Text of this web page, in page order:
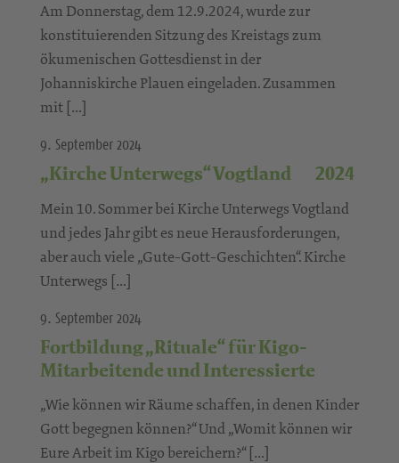
Am Donnerstag, dem 12.9.2024, wurde zur
konstituierenden Sitzung des Kreistags zum
ökumenischen Gottesdienst in der
Johanniskirche Plauen eingeladen. Zusammen
mit […]
9. September 2024
„Kirche Unterwegs“ Vogtland 2024
Mein 10. Sommer bei Kirche Unterwegs Vogtland
und jedes Jahr gibt es neue Herausforderungen,
aber auch viele „Gute-Gott-Geschichten“. Kirche
Unterwegs […]
9. September 2024
Fortbildung „Rituale“ für Kigo-
Mitarbeitende und Interessierte
„Wie können wir Räume schaffen, in denen Kinder
Gott begegnen können?“ Und „Womit können wir
Eure Arbeit im Kigo bereichern?“ […]